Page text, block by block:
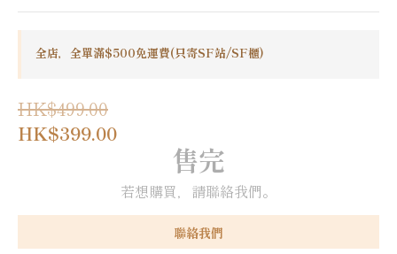
全店，全單滿$500免運費(只寄SF站/SF櫃)
HK$499.00
HK$399.00
售完
若想購買，請聯絡我們。
聯絡我們